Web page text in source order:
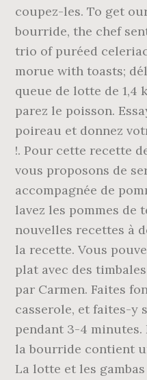
coupez-les. To get
bourride, the chef
trio of puréed
morue with toasts;
queue de lotte de 1,4
parez le poisson.
poireau et donnez
!. Pour cette recette
vous proposons de
accompagnée de
lavez les pommes de
nouvelles recettes à
la recette. Vous
plat avec des
par Carmen. Faites
casserole, et faites-y
pendant 3-4 minutes.
la bourride contient
La lotte et les